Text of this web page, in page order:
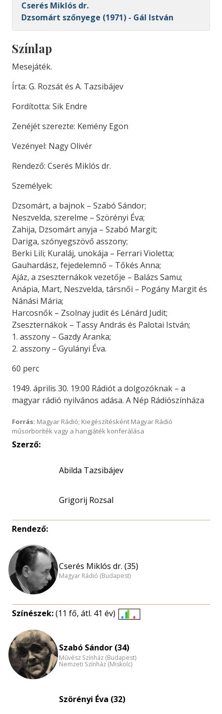
Cserés Miklós dr.
Dzsomárt szőnyege (1971) - Gál István
Színlap
Mesejáték.
Írta: G. Rozsát és A. Tazsibájev
Fordította: Sik Endre
Zenéjét szerezte: Kemény Egon
Vezényel: Nagy Olivér
Rendező: Cserés Miklós dr.
Személyek:
Dzsomárt, a bajnok – Szabó Sándor;
Neszvelda, szerelme – Szörényi Éva;
Zahija, Dzsomárt anyja – Szabó Margit;
Dariga, szónyegszövő asszony;
Berki Lili; Kuraláj, unokája – Ferrari Violetta;
Gauhardász, fejedelemnő – Tőkés Anna;
Ajáz, a zseszternákok vezetője – Balázs Samu;
Anápia, Mart, Neszvelda, társnői – Pogány Margit és
Nánási Mária;
Harcosnők – Zsolnay judit és Lénárd Judit;
Zseszternákok – Tassy András és Palotai István;
1. asszony – Gazdy Aranka;
2. asszony – Gyulányi Éva.
60 perc
1949. április 30. 19:00 Rádiót a dolgozóknak – a
magyar rádió nyilvános adása. A Nép Rádiószínháza
Forrás: Magyar Rádió; Kiegészítésként Magyar Rádió
műsorboríték vagy a hangjáték konferálása
Szerző:
Abilda Tazsibájev
Grigorij Rozsal
Rendező:
Cserés Miklós dr. (35)
Magyar Rádió (Budapest)
Színészek:(11 fő, átl. 41 év)
nagyítása
Szabó Sándor (34)
Művész Színház (Budapest)
Nemzeti Színház (Miskolc)
Szörényi Éva (32)